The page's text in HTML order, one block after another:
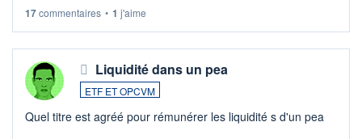
17commentaires • 1 j'aime
Liquidité dans un pea
ETF ET OPCVM
Quel titre est agréé pour rémunérer les liquidité s d'un pea